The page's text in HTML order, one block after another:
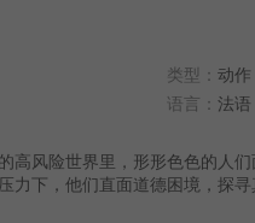
类型： 动作
语言： 法语
高风险世界里，形形色色的人
下，他们直面道德困境，探寻